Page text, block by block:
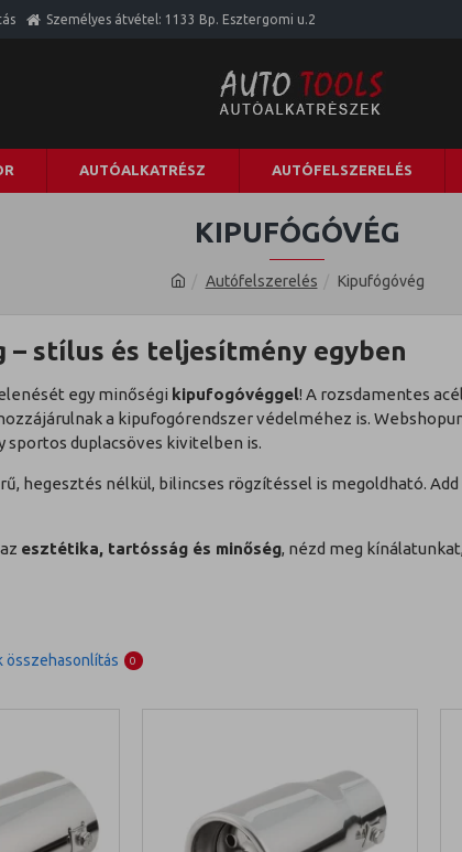
Személyes átvétel: 1133 Bp. Esztergomi u.2
AUTÓALKATRÉSZ AUTÓFELSZERELÉS
Autófelszerelés Kipufógóvég
KIPUFÓGÓVÉG
– stílus és teljesítmény egyben
egy minőségi kipufogóvéggel! A rozsdamentes
a kipufogórendszer védelméhez is.
sportos duplacsöves kivitelben is.
hegesztés nélkül, bilincses rögzítéssel is megoldható.
esztétika, tartósság és minőség, nézd meg
összehasonlítás 0